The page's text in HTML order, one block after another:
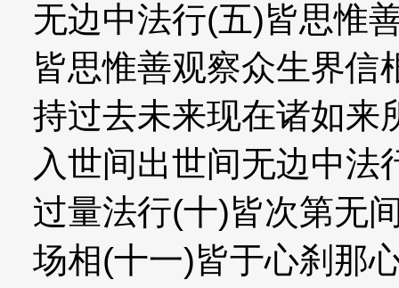
无边中法行(五)皆思惟
皆思惟善观察众生界信
持过去未来现在诸如来
入世间出世间无边中法
过量法行(十)皆次第无
场相(十一)皆于心刹那